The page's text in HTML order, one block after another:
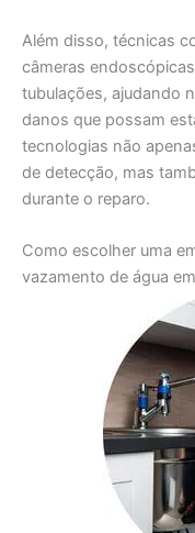
Além disso, técnicas
câmeras
tubulações, ajudando
danos que possam
tecnologias não
de detecção, mas
durante o reparo.
Como escolher uma
vazamento de água